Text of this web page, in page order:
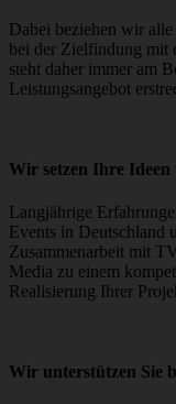
Dabei beziehen wir
bei der Zielfindung mit
steht daher immer am
Leistungsangebot
Wir setzen Ihre Ideen
Langjährige
Events in Deutschland
Zusammenarbeit mit
Media zu einem
Realisierung Ihrer
Wir unterstützen Sie